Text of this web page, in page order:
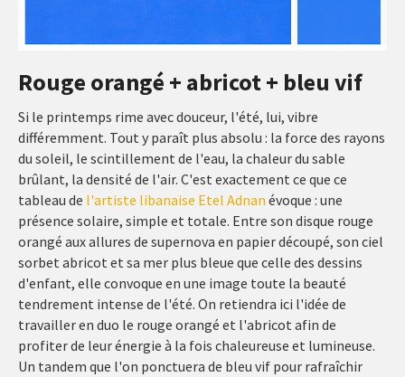
Rouge orangé + abricot + bleu vif
Si le printemps rime avec douceur, l'été, lui, vibre
différemment. Tout y paraît plus absolu : la force des rayons
du soleil, le scintillement de l'eau, la chaleur du sable
brûlant, la densité de l'air. C'est exactement ce que ce
tableau de l'artiste libanaise Etel Adnan évoque : une
présence solaire, simple et totale. Entre son disque rouge
orangé aux allures de supernova en papier découpé, son ciel
sorbet abricot et sa mer plus bleue que celle des dessins
d'enfant, elle convoque en une image toute la beauté
tendrement intense de l'été. On retiendra ici l'idée de
travailler en duo le rouge orangé et l'abricot afin de
profiter de leur énergie à la fois chaleureuse et lumineuse.
Un tandem que l'on ponctuera de bleu vif pour rafraîchir